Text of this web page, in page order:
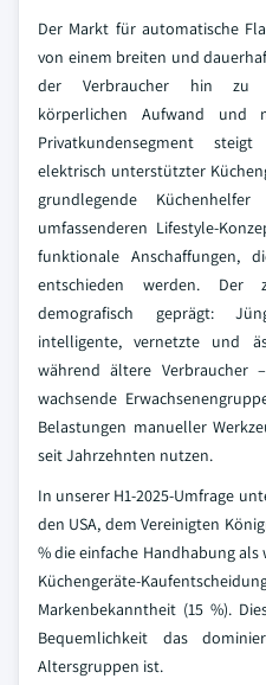
Der Markt für automatische
von einem breiten und
der Verbraucher hin zu
körperlichen Aufwand und
Privatkundensegment
elektrisch unterstützter
grundlegende
umfassenderen Lifestyle-
funktionale Anschaffungen,
entschieden werden. Der
demografisch geprägt:
intelligente, vernetzte und
während ältere Verbraucher
wachsende
Belastungen manueller
seit Jahrzehnten nutzen.
In unserer H1-2025-Umfrage
den USA, dem Vereinigten
% die einfache Handhabung
Küchengeräte-
Markenbekanntheit (15 %).
Bequemlichkeit das
Altersgruppen ist.